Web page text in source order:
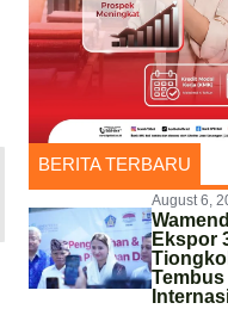
BERITA TERBARU
August 6,
Ekspor
Tembus